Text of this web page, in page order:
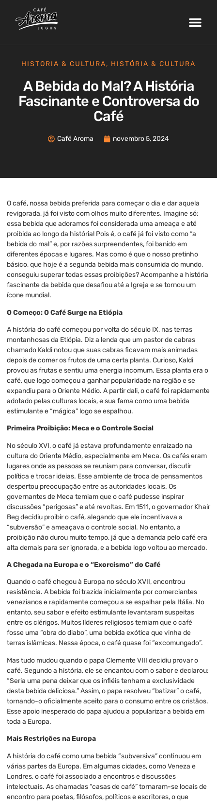
HISTORIA & CULTURA, HISTÓRIA & CULTURA
A Bebida do Mal? A História
Fascinante e Controversa do
Café
Café Aroma novembro 5, 2024
O café, nossa bebida preferida para começar o dia e dar aquela
revigorada, já foi visto com olhos muito diferentes. Imagine só:
essa bebida que adoramos foi considerada uma ameaça e até
proibida ao longo da história! Pois é, o café já foi visto como “a
bebida do mal” e, por razões surpreendentes, foi banido em
diferentes épocas e lugares. Mas como é que o nosso pretinho
básico, que hoje é a segunda bebida mais consumida do mundo,
conseguiu superar todas essas proibições? Acompanhe a história
fascinante da bebida que desafiou até a Igreja e se tornou um
ícone mundial.
O Começo: O Café Surge na Etiópia
A história do café começou por volta do século IX, nas terras
montanhosas da Etiópia. Diz a lenda que um pastor de cabras
chamado Kaldi notou que suas cabras ficavam mais animadas
depois de comer os frutos de uma certa planta. Curioso, Kaldi
provou as frutas e sentiu uma energia incomum. Essa planta era o
café, que logo começou a ganhar popularidade na região e se
expandiu para o Oriente Médio. A partir dali, o café foi rapidamente
adotado pelas culturas locais, e sua fama como uma bebida
estimulante e “mágica” logo se espalhou.
Primeira Proibição: Meca e o Controle Social
No século XVI, o café já estava profundamente enraizado na
cultura do Oriente Médio, especialmente em Meca. Os cafés eram
lugares onde as pessoas se reuniam para conversar, discutir
política e trocar ideias. Esse ambiente de troca de pensamentos
despertou preocupação entre as autoridades locais. Os
governantes de Meca temiam que o café pudesse inspirar
discussões “perigosas” e até revoltas. Em 1511, o governador Khair
Beg decidiu proibir o café, alegando que ele incentivava a
“subversão” e ameaçava o controle social. No entanto, a
proibição não durou muito tempo, já que a demanda pelo café era
alta demais para ser ignorada, e a bebida logo voltou ao mercado.
A Chegada na Europa e o “Exorcismo” do Café
Quando o café chegou à Europa no século XVII, encontrou
resistência. A bebida foi trazida inicialmente por comerciantes
venezianos e rapidamente começou a se espalhar pela Itália. No
entanto, seu sabor e efeito estimulante levantaram suspeitas
entre os clérigos. Muitos líderes religiosos temiam que o café
fosse uma “obra do diabo”, uma bebida exótica que vinha de
terras islâmicas. Nessa época, o café quase foi “excomungado”.
Mas tudo mudou quando o papa Clemente VIII decidiu provar o
café. Segundo a história, ele se encantou com o sabor e declarou:
“Seria uma pena deixar que os infiéis tenham a exclusividade
desta bebida deliciosa.” Assim, o papa resolveu “batizar” o café,
tornando-o oficialmente aceito para o consumo entre os cristãos.
Esse apoio inesperado do papa ajudou a popularizar a bebida em
toda a Europa.
Mais Restrições na Europa
A história do café como uma bebida “subversiva” continuou em
várias partes da Europa. Em algumas cidades, como Veneza e
Londres, o café foi associado a encontros e discussões
intelectuais. As chamadas “casas de café” tornaram-se locais de
encontro para poetas, filósofos, políticos e escritores, o que